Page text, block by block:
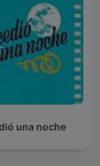
una noche